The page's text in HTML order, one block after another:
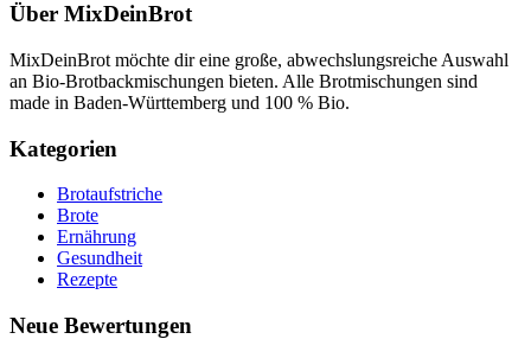
Über MixDeinBrot
MixDeinBrot möchte dir eine große, abwechslungsreiche Auswahl
an Bio-Brotbackmischungen bieten. Alle Brotmischungen sind
made in Baden-Württemberg und 100 % Bio.
Kategorien
Brotaufstriche
Brote
Ernährung
Gesundheit
Rezepte
Neue Bewertungen